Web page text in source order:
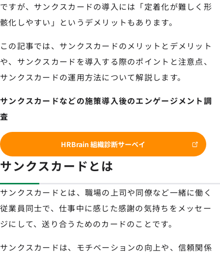
ですが、サンクスカードの導入には「定着化が難しく形
骸化しやすい」というデメリットもあります。
この記事では、サンクスカードのメリットとデメリット
や、サンクスカードを導入する際のポイントと注意点、
サンクスカードの運用方法について解説します。
サンクスカードなどの施策導入後のエンゲージメント調
査
HRBrain 組織診断サーベイ
サンクスカードとは
サンクスカードとは、職場の上司や同僚など一緒に働く
従業員同士で、仕事中に感じた感謝の気持ちをメッセー
ジにして、送り合うためのカードのことです。
サンクスカードは、モチベーションの向上や、信頼関係